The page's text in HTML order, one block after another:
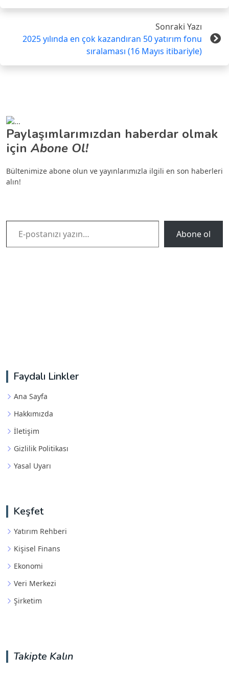
Sonraki Yazı
2025 yılında en çok kazandıran 50 yatırım fonu
sıralaması (16 Mayıs itibariyle)
Paylaşımlarımızdan haberdar olmak
için Abone Ol!
Bültenimize abone olun ve yayınlarımızla ilgili en son haberleri
alın!
E-postanızı yazın…
Abone ol
Faydalı Linkler
Ana Sayfa
Hakkımızda
İletişim
Gizlilik Politikası
Yasal Uyarı
Keşfet
Yatırım Rehberi
Kişisel Finans
Ekonomi
Veri Merkezi
Şirketim
Takipte Kalın